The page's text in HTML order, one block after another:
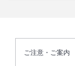
ご注意・ご案内